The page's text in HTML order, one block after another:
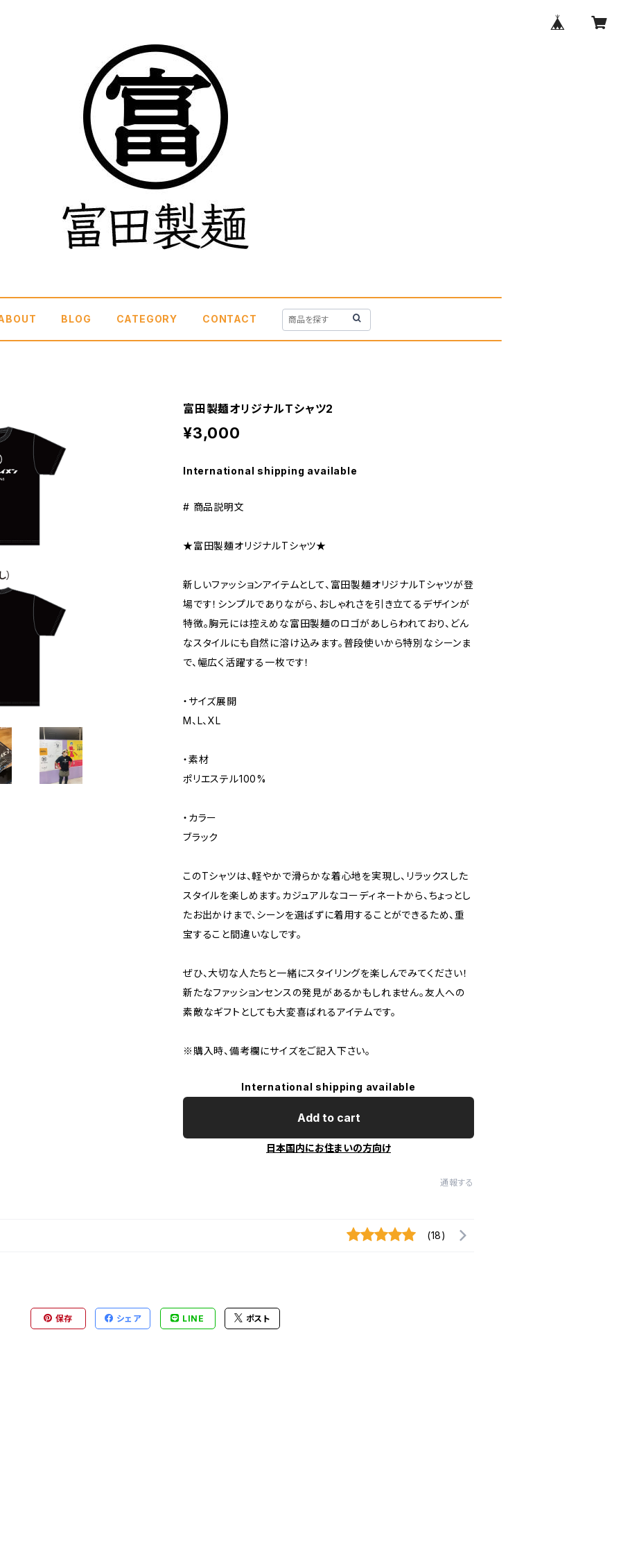
BLOG CATEGORY CONTACT
富田製麺オリジナルTシャツ2
¥3,000
International shipping available
# 商品説明文
★富田製麺オリジナルTシャツ★
新しいファッションアイテムとして、富田製麺オリジナルTシャツが登
場です！シンプルでありながら、おしゃれさを引き立てるデザインが
特徴。胸元には控えめな富田製麺のロゴがあしらわれており、どん
なスタイルにも自然に溶け込みます。普段使いから特別なシーンま
で、幅広く活躍する一枚です！
・サイズ展開
M、L、XL
・素材
ポリエステル100%
・カラー
ブラック
このTシャツは、軽やかで滑らかな着心地を実現し、リラックスした
スタイルを楽しめます。カジュアルなコーディネートから、ちょっとし
たお出かけまで、シーンを選ばずに着用することができるため、重
宝すること間違いなしです。
ぜひ、大切な人たちと一緒にスタイリングを楽しんでみてください！
新たなファッションセンスの発見があるかもしれません。友人への
素敵なギフトとしても大変喜ばれるアイテムです。
※購入時、備考欄にサイズをご記入下さい。
International shipping available
Add to cart
日本国内にお住まいの方向け
通報する
(18)
保存 シェア LINE ポスト